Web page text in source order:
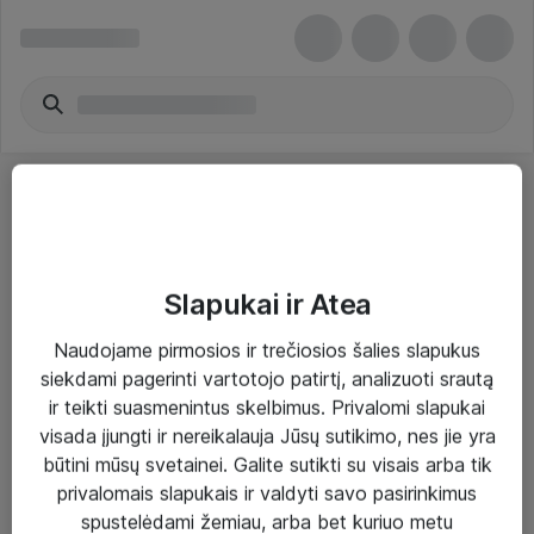
Paslaugos
Sprendimai
Įgyvendinti projektai
Atea ekspertų patarimai verslui
Slapukai ir Atea
Naudojame pirmosios ir trečiosios šalies slapukus
siekdami pagerinti vartotojo patirtį, analizuoti srautą
ir teikti suasmenintus skelbimus. Privalomi slapukai
visada įjungti ir nereikalauja Jūsų sutikimo, nes jie yra
būtini mūsų svetainei. Galite sutikti su visais arba tik
privalomais slapukais ir valdyti savo pasirinkimus
spustelėdami žemiau, arba bet kuriuo metu